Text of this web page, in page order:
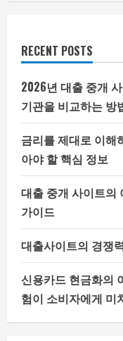
RECENT POSTS
2026년 대출 중개
기관을 비교하는 방
금리를 제대로 이해
아야 할 핵심 정보
대출 중개 사이트의
가이드
대출사이트의 경쟁
신용카드 현금화의
험이 소비자에게 미